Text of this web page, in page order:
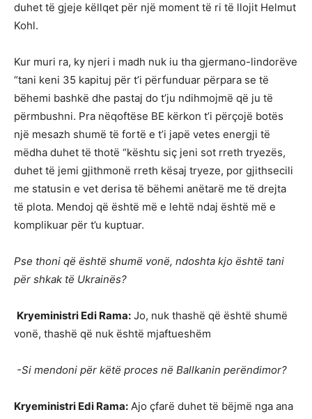
duhet të gjeje këllqet për një moment të ri të llojit Helmut
Kohl.
Kur muri ra, ky njeri i madh nuk iu tha gjermano-lindorëve
“tani keni 35 kapituj për t’i përfunduar përpara se të
bëhemi bashkë dhe pastaj do t’ju ndihmojmë që ju të
përmbushni. Pra nëqoftëse BE kërkon t’i përçojë botës
një mesazh shumë të fortë e t’i japë vetes energji të
mëdha duhet të thotë “kështu siç jeni sot rreth tryezës,
duhet të jemi gjithmonë rreth kësaj tryeze, por gjithsecili
me statusin e vet derisa të bëhemi anëtarë me të drejta
të plota. Mendoj që është më e lehtë ndaj është më e
komplikuar për t’u kuptuar.
Pse thoni që është shumë vonë, ndoshta kjo është tani
për shkak të Ukrainës?
Kryeministri Edi Rama: Jo, nuk thashë që është shumë
vonë, thashë që nuk është mjaftueshëm
-Si mendoni për këtë proces në Ballkanin perëndimor?
Kryeministri Edi Rama: Ajo çfarë duhet të bëjmë nga ana